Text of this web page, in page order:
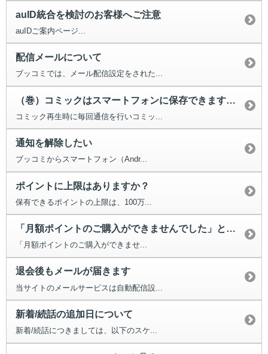
auID統合を検討のお客様へご注意
auIDご案内ページ...
配信メールについて
ブッコミでは、メール配信設定をされた...
（巻）コミックはスマートフォンに保存できますか？
コミック再生時に毎回通信を行いコミッ...
通知を解除したい
ブッコミからスマートフォン（Andr...
ポイントに上限はありますか？
保有できるポイントの上限は、100万...
「月額ポイントのご購入ができませんでした」というメールが届いた。
「月額ポイントのご購入ができませ...
退会後もメールが届きます
当サイトのメールサービスは自動配信設...
新着/続話の追加日について
新着/続話につきましては、以下のスケ...